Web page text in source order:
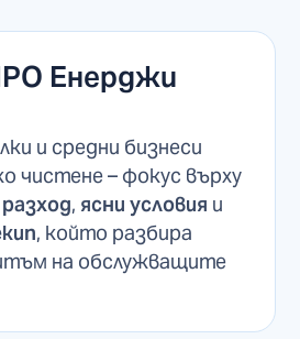
Енерджи
и средни бизнеси
чистене – фокус върху
, ясни условия и
, който разбира
на обслужващите